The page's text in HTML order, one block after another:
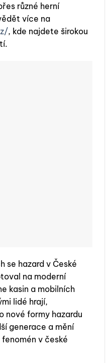
různé herní
více na
, kde najdete širokou
se hazard v České
na moderní
kasin a mobilních
lidé hrají,
nové formy hazardu
generace a mění
v české